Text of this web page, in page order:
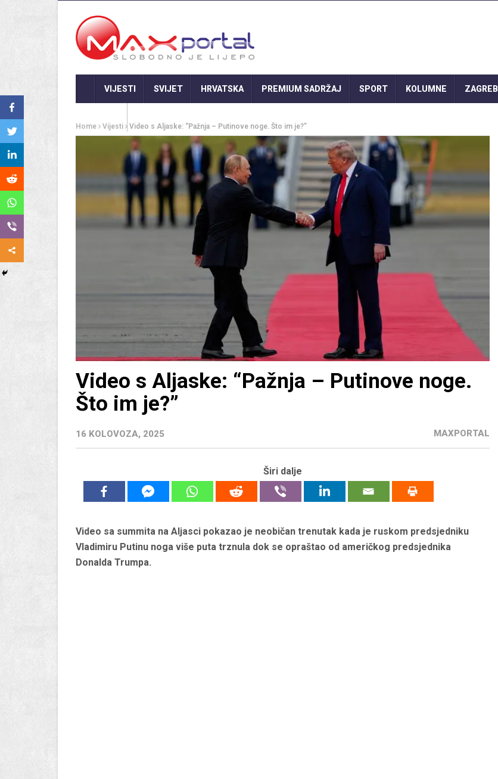
VIJESTI SVIJET HRVATSKA PREMIUM SADRŽAJ SPORT KOLUMNE ZAGREB
Home Vijesti Video s Aljaske: “Pažnja – Putinove noge. Što im je?”
Video s Aljaske: “Pažnja – Putinove noge.
Što im je?”
16 KOLOVOZA, 2025 MAXPORTAL
Širi dalje
Video sa summita na Aljasci pokazao je neobičan trenutak kada je ruskom predsjedniku
Vladimiru Putinu noga više puta trznula dok se opraštao od američkog predsjednika
Donalda Trumpa.